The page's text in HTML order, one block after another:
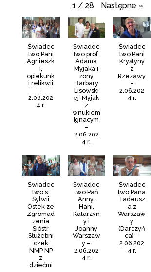
1 / 28 Następne »
Świadec
two Pani
Agnieszk
i,
opiekunk
i relikwii
–
2.06.202
4 r.
Świadec
two prof.
Adama
Myjaka i
żony
Barbary
Lisowski
ej-Myjak
z
wnukiem
Ignacym
–
2.06.202
4 r.
Świadec
two Pani
Krystyny
z
Rzezawy
–
2.06.202
4 r.
Świadec
two s.
Sylwii
Ostek ze
Zgromad
zenia
Sióstr
Służebni
czek
NMP NP
z
dziećmi
Świadec
two Pań
Anny,
Hani,
Katarzyn
y i
Joanny
Warszaw
y –
2.06.202
4 r.
Świadec
two Pana
Tadeusz
a z
Warszaw
y
(Darczyń
ca) –
2.06.202
4 r.